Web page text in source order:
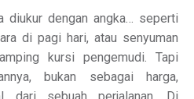
diukur dengan angka… seperti
di pagi hari, atau senyuman
kursi pengemudi. Tapi
bukan sebagai harga,